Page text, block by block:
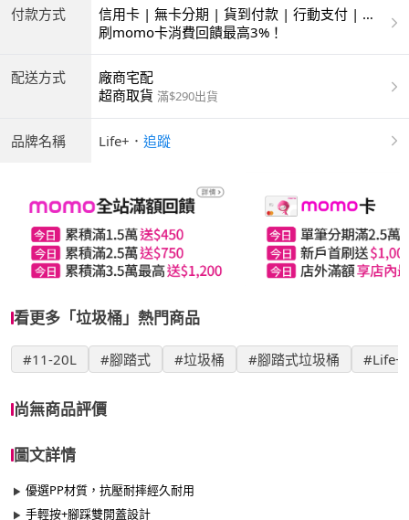
付款方式
信用卡 | 無卡分期 | 貨到付款 | 行動支付 | 超
商付款 | ATM | 銀聯卡
刷momo卡消費回饋最高3%！
配送方式
廠商宅配
超商取貨 滿$290出貨
品牌名稱 Life+ ． 追蹤
看更多「垃圾桶」熱門商品
#11-20L #腳踏式 #垃圾桶 #腳踏式垃圾桶 #Life+
尚無商品評價
圖文詳情
優選PP材質，抗壓耐摔經久耐用
手輕按+腳踩雙開蓋設計